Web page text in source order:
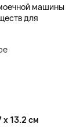
машины
для
x 13.2 см